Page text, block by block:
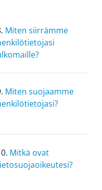
Miten siirrämme
Miten suojaamme
Mitkä ovat